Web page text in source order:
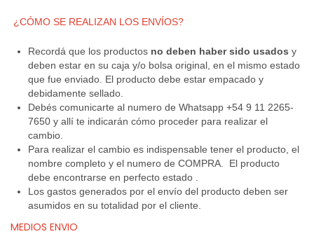
¿CÓMO SE REALIZAN LOS ENVÍOS?
Recordá que los productos no deben haber sido usados y
deben estar en su caja y/o bolsa original, en el mismo estado
que fue enviado. El producto debe estar empacado y
debidamente sellado.
Debés comunicarte al numero de Whatsapp +54 9 11 2265-
7650 y allí te indicarán cómo proceder para realizar el
cambio.
Para realizar el cambio es indispensable tener el producto, el
nombre completo y el numero de COMPRA. El producto
debe encontrarse en perfecto estado .
Los gastos generados por el envío del producto deben ser
asumidos en su totalidad por el cliente.
MEDIOS ENVIO